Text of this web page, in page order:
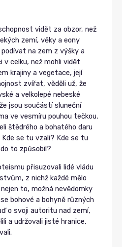
vidět za obzor, než
zemí, věky a eony
na zem z výšky a
celku, než mohli vidět
krajiny a vegetace, její
zvířat, věděli už, že
a velkolepé nebeské
jsou součástí sluneční
ve vesmíru pouhou tečkou,
štědrého a bohatého daru
Kde se tu vzali? Kde se tu
to způsobil?
přisuzovali lidé vládu
z nichž každé mělo
to, možná nevědomky
bohové a bohyně různých
o svoji autoritu nad zemí,
a udržovali jisté hranice,